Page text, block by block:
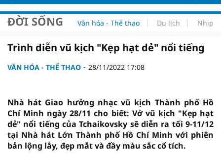
ĐỜI SỐNG Văn hóa - Thể thao Du lịch Nhịp
Trình diễn vũ kịch "Kẹp hạt dẻ" nổi tiếng
VĂN HÓA - THỂ THAO 28/11/2022 17:08
Nhà hát Giao hưởng nhạc vũ kịch Thành phố Hồ
Chí Minh ngày 28/11 cho biết: Vở vũ kịch "Kẹp hạt
dẻ" nổi tiếng của Tchaikovsky sẽ diễn ra tối 9-11/12
tại Nhà hát Lớn Thành phố Hồ Chí Minh với phiên
bản lộng lẫy, đẹp mắt và đầy màu sắc cổ tích.